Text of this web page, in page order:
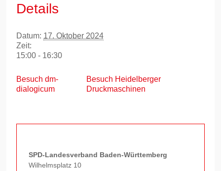
Details
Datum: 17. Oktober 2024
Zeit:
15:00 - 16:30
Besuch dm-
dialogicum
Besuch Heidelberger
Druckmaschinen
SPD-Landesverband Baden-Württemberg
Wilhelmsplatz 10